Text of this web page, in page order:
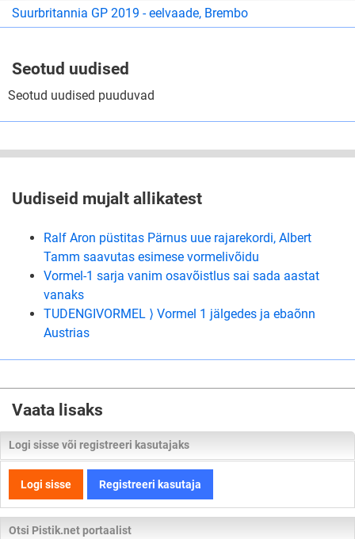
Suurbritannia GP 2019 - eelvaade, Brembo
Seotud uudised
Seotud uudised puuduvad
Uudiseid mujalt allikatest
Ralf Aron püstitas Pärnus uue rajarekordi, Albert
Tamm saavutas esimese vormelivõidu
Vormel-1 sarja vanim osavõistlus sai sada aastat
vanaks
TUDENGIVORMEL ⟩ Vormel 1 jälgedes ja ebaõnn
Austrias
Vaata lisaks
Logi sisse või registreeri kasutajaks
Logi sisse Registreeri kasutaja
Otsi Pistik.net portaalist